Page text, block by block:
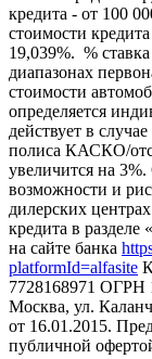
кредита - от 100
стоимости
19,039%. %
диапазонах
стоимости
определяется
действует в
полиса КАСКО/
увеличится на
возможности и
дилерских
кредита в
на сайте банка
platformId=alfasite
7728168971 ОГРН
Москва, ул.
от 16.01.2015.
публичной